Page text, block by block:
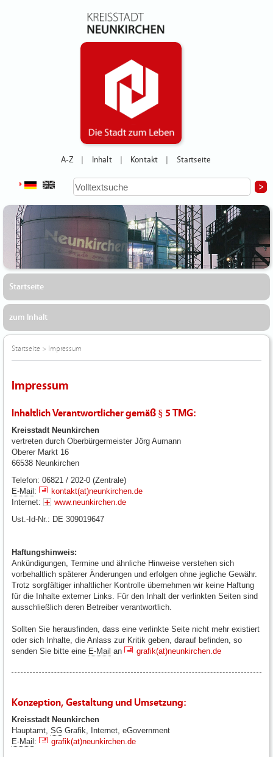
A-Z Inhalt Kontakt Startseite
Startseite
zum Inhalt
Startseite > Impressum
Impressum
Inhaltlich Verantwortlicher gemäß § 5 TMG:
Kreisstadt Neunkirchen
vertreten durch Oberbürgermeister Jörg Aumann
Oberer Markt 16
66538 Neunkirchen
Telefon: 06821 / 202-0 (Zentrale)
E-Mail:
kontakt(at)neunkirchen.de
Internet:
www.neunkirchen.de
Ust.-Id-Nr.: DE 309019647
Haftungshinweis:
Ankündigungen, Termine und ähnliche Hinweise verstehen sich
vorbehaltlich späterer Änderungen und erfolgen ohne jegliche Gewähr.
Trotz sorgfältiger inhaltlicher Kontrolle übernehmen wir keine Haftung
für die Inhalte externer Links. Für den Inhalt der verlinkten Seiten sind
ausschließlich deren Betreiber verantwortlich.
Sollten Sie herausfinden, dass eine verlinkte Seite nicht mehr existiert
oder sich Inhalte, die Anlass zur Kritik geben, darauf befinden, so
senden Sie bitte eine E-Mail an grafik(at)neunkirchen.de
Konzeption, Gestaltung und Umsetzung:
Kreisstadt Neunkirchen
Hauptamt, SG Grafik, Internet, eGovernment
E-Mail: grafik(at)neunkirchen.de